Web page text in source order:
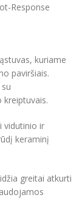
Response
kuriame
paviršiais.
vidutinio ir
keraminį
greitai atkurti